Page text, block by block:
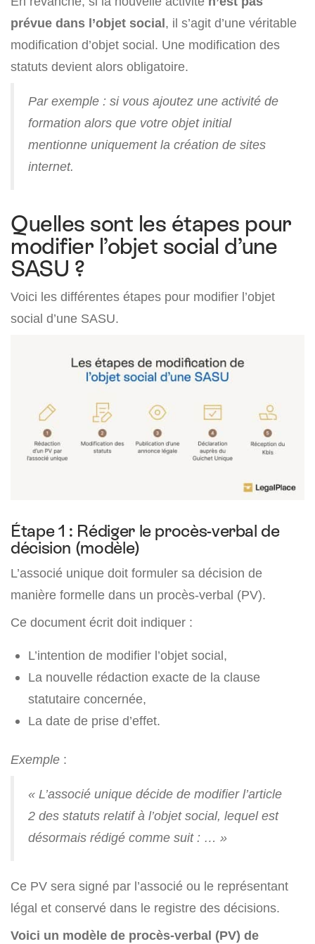
prévue dans l’objet social, il s’agit d’une véritable
modification d’objet social. Une modification des
statuts devient alors obligatoire.
Par exemple : si vous ajoutez une activité de
formation alors que votre objet initial
mentionne uniquement la création de sites
internet.
Quelles sont les étapes pour
modifier l’objet social d’une
SASU ?
Voici les différentes étapes pour modifier l’objet
social d’une SASU.
Étape 1 : Rédiger le procès-verbal de
décision (modèle)
L’associé unique doit formuler sa décision de
manière formelle dans un procès-verbal (PV).
Ce document écrit doit indiquer :
L’intention de modifier l’objet social,
La nouvelle rédaction exacte de la clause
statutaire concernée,
La date de prise d’effet.
Exemple :
« L’associé unique décide de modifier l’article
2 des statuts relatif à l’objet social, lequel est
désormais rédigé comme suit : … »
Ce PV sera signé par l’associé ou le représentant
légal et conservé dans le registre des décisions.
Voici un modèle de procès-verbal (PV) de